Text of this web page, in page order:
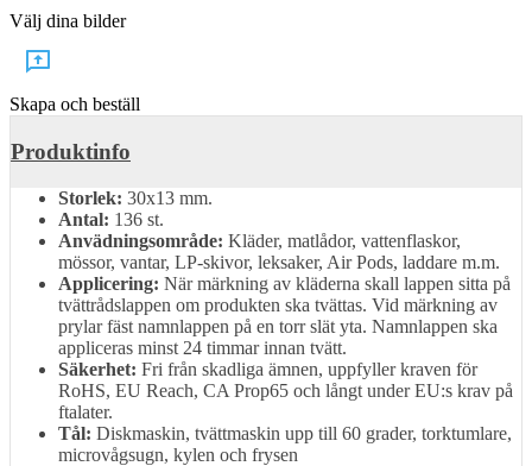
Välj dina bilder
Skapa och beställ
Produktinfo
Storlek: 30x13 mm.
Antal: 136 st.
Anvädningsområde: Kläder, matlådor, vattenflaskor,
mössor, vantar, LP-skivor, leksaker, Air Pods, laddare m.m.
Applicering: När märkning av kläderna skall lappen sitta på
tvättrådslappen om produkten ska tvättas. Vid märkning av
prylar fäst namnlappen på en torr slät yta. Namnlappen ska
appliceras minst 24 timmar innan tvätt.
Säkerhet: Fri från skadliga ämnen, uppfyller kraven för
RoHS, EU Reach, CA Prop65 och långt under EU:s krav på
ftalater.
Tål: Diskmaskin, tvättmaskin upp till 60 grader, torktumlare,
microvågsugn, kylen och frysen